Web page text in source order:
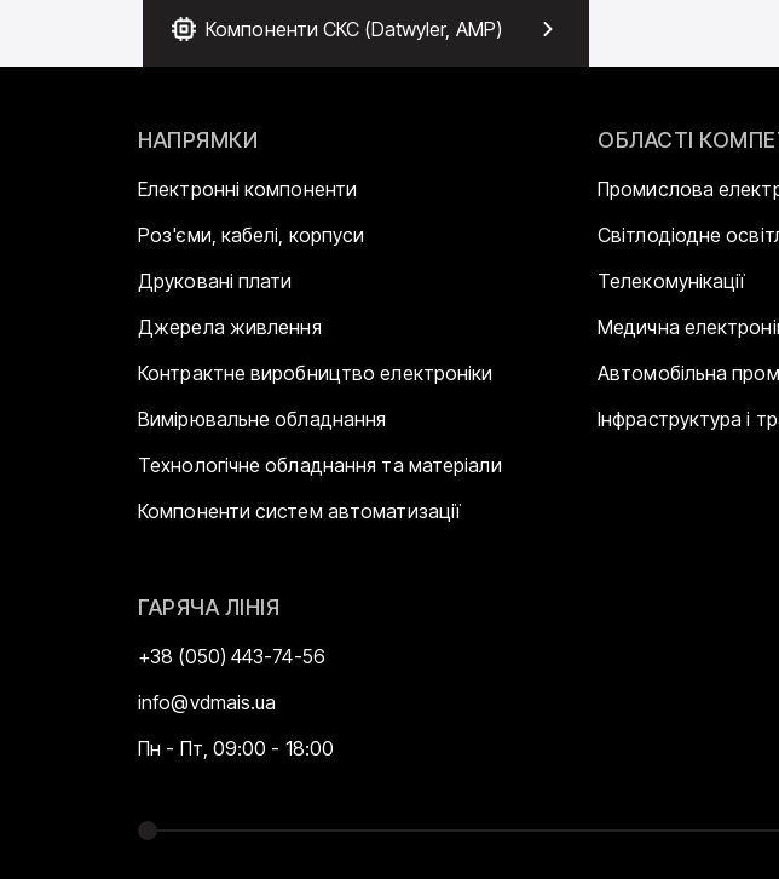
Компоненти СКС (Datwyler, AMP)
НАПРЯМКИ
Електронні компоненти
Роз'єми, кабелі, корпуси
Друковані плати
Джерела живлення
Контрактне виробництво електроніки
Вимірювальне обладнання
Технологічне обладнання та матеріали
Компоненти систем автоматизації
ОБЛАСТІ
Промислова
Світлодіодне
Телекомунікації
Медична
Автомобільна
Інфраструктура і
ГАРЯЧА ЛІНІЯ
+38 (050) 443-74-56
info@vdmais.ua
Пн - Пт, 09:00 - 18:00